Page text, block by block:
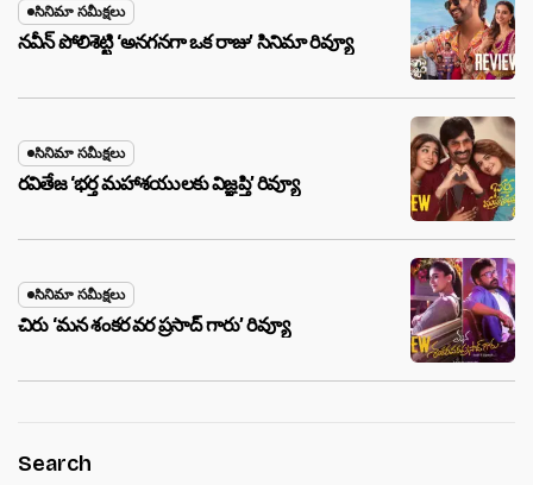
సినిమా సమీక్షలు
నవీన్ పోలిశెట్టి ‘అనగనగా ఒక రాజు’ సినిమా రివ్యూ
సినిమా సమీక్షలు
రవితేజ ‘భర్త మహాశయులకు విజ్ఞప్తి’ రివ్యూ
సినిమా సమీక్షలు
చిరు ‘మ‌న శంక‌ర వ‌ర ప్ర‌సాద్ గారు’ రివ్యూ
Search